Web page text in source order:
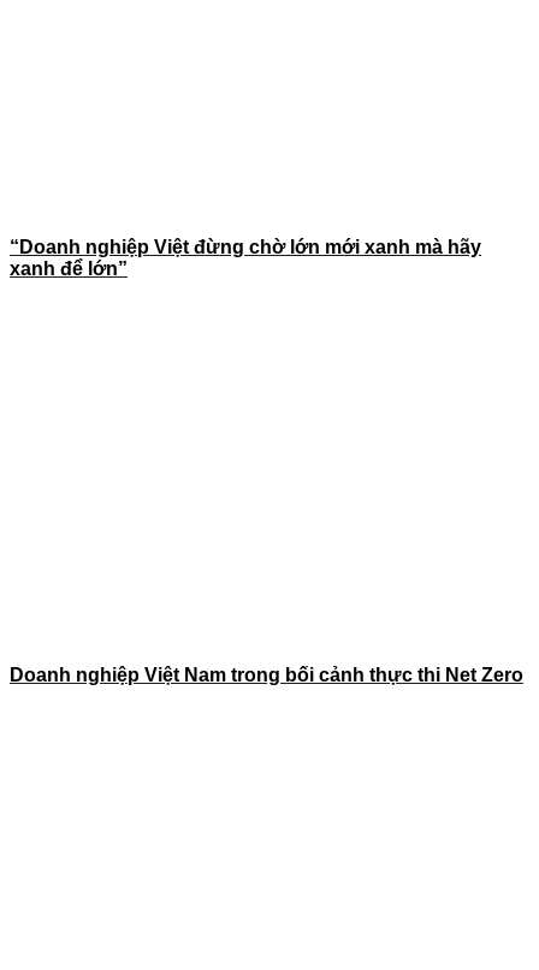
“Doanh nghiệp Việt đừng chờ lớn mới xanh mà hãy
xanh để lớn”
Doanh nghiệp Việt Nam trong bối cảnh thực thi Net Zero